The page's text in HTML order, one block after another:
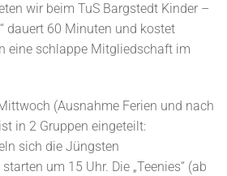
wir beim TuS Bargstedt Kinder –
dauert 60 Minuten und kostet
eine schlappe Mitgliedschaft im
(Ausnahme Ferien und nach
in 2 Gruppen eingeteilt:
sich die Jüngsten
um 15 Uhr. Die „Teenies“ (ab